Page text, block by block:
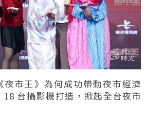
夜市王》為何成功帶動夜市經濟
18 台攝影機打造，掀起全台夜市